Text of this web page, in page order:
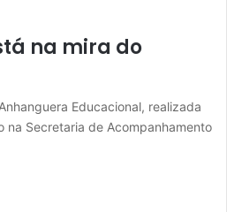
na mira do
Educacional, realizada
na Secretaria de Acompanhamento